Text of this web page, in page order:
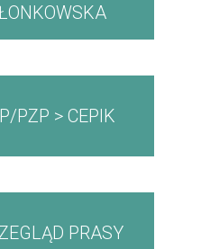
PZP > CEPIK
PRASY